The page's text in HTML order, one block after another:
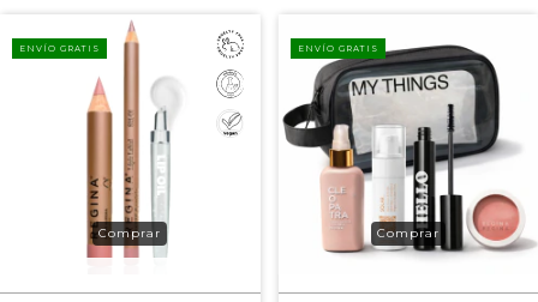
ENVÍO GRATIS ENVÍO GRATIS